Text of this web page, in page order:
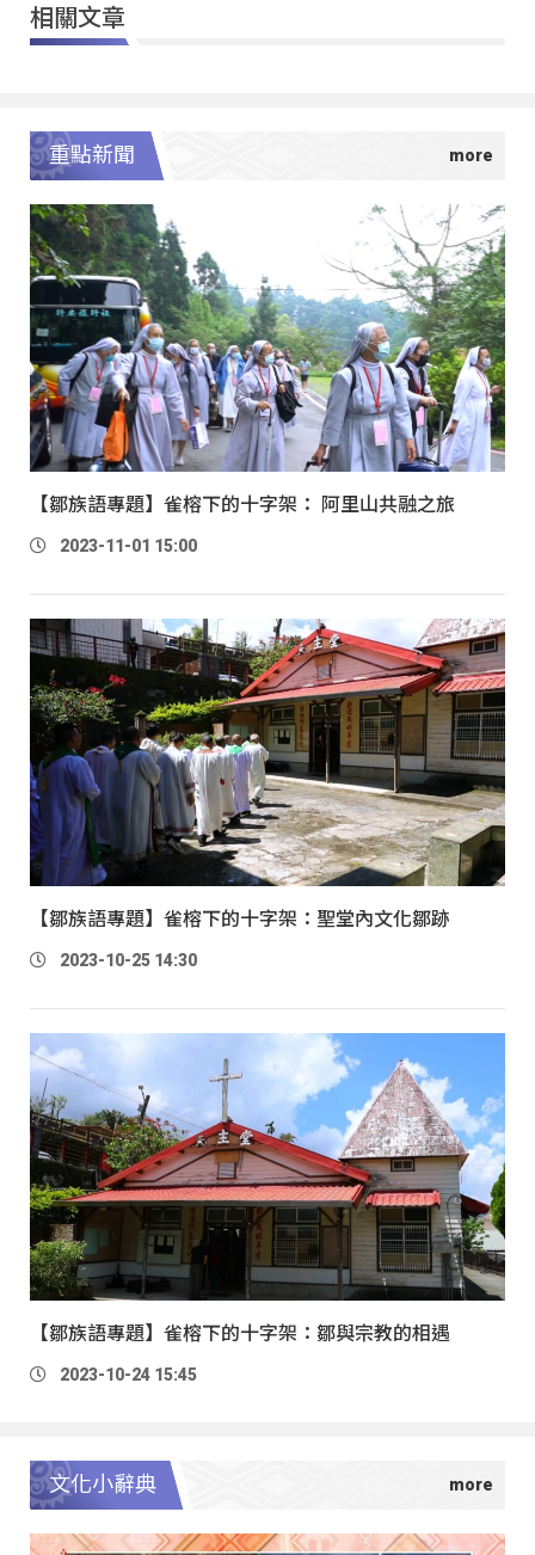
相關文章
重點新聞
【鄒族語專題】雀榕下的十字架： 阿里山共融之旅
2023-11-01 15:00
【鄒族語專題】雀榕下的十字架：聖堂內文化鄒跡
2023-10-25 14:30
【鄒族語專題】雀榕下的十字架：鄒與宗教的相遇
2023-10-24 15:45
文化小辭典